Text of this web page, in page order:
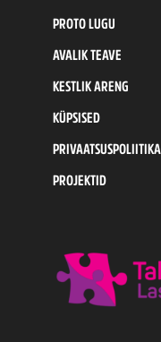
PROTO LUGU
AVALIK TEAVE
KESTLIK ARENG
KÜPSISED
PRIVAATSUSPOLIITIKA
PROJEKTID